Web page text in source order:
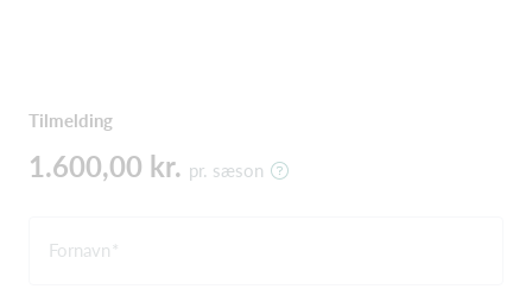
Tilmelding
1.600,00 kr. pr. sæson
Fornavn